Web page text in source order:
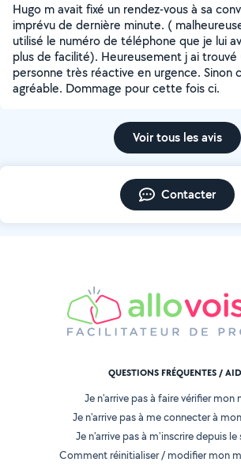
Hugo m avait fixé un rendez-vous à sa
imprévu de dernière minute. (
utilisé le numéro de téléphone que je lui
plus de facilité). Heureusement j ai trouvé
personne très réactive en urgence. Sinon
agréable. Dommage pour cette fois ci.
Voir tous les avis
Contacter
QUESTIONS FRÉQUENTES /
Je n'arrive pas à faire vérifier mon
Je n'arrive pas à me connecter à
Je n'arrive pas à m'inscrire depuis
Comment réinitialiser / modifier mon